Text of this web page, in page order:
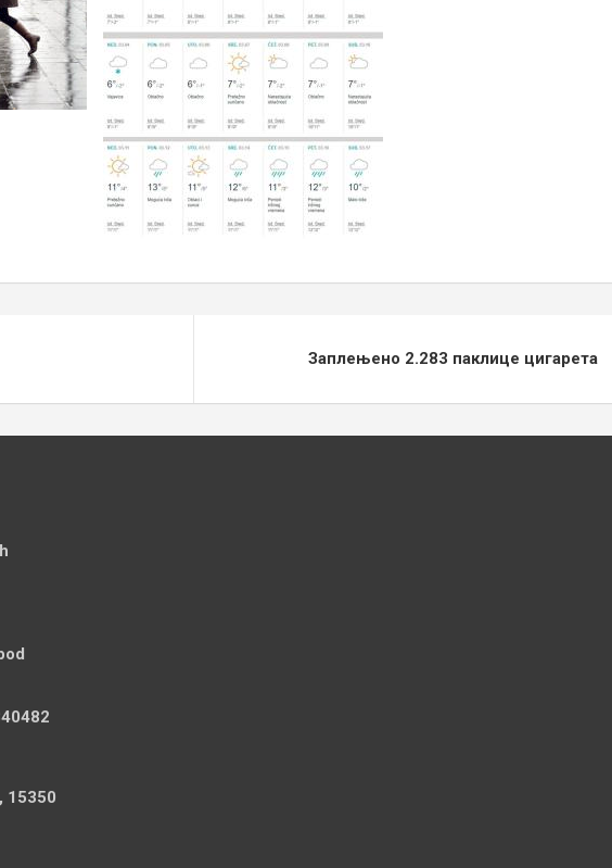
Заплењено 2.283 паклице цигарета
15350